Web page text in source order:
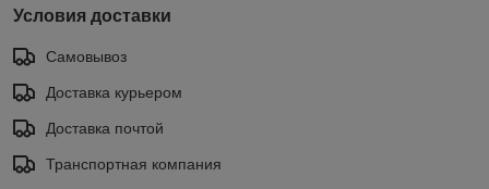
Условия доставки
Самовывоз
Доставка курьером
Доставка почтой
Транспортная компания